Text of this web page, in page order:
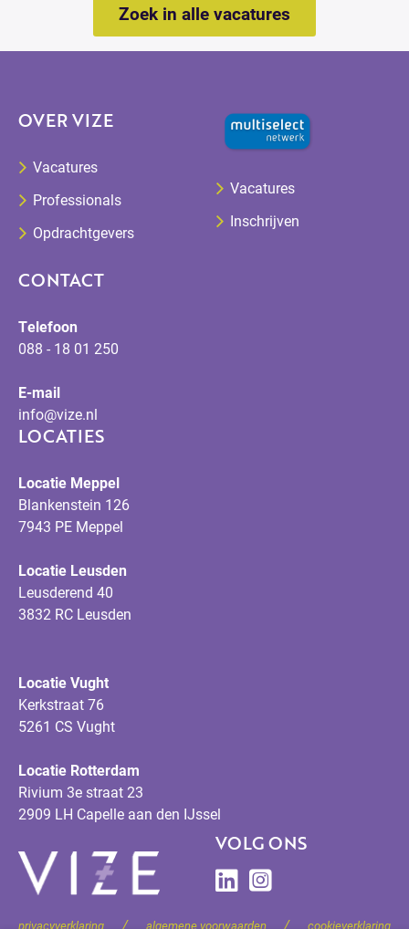
Zoek in alle vacatures
OVER VIZE
Vacatures
Professionals
Opdrachtgevers
Vacatures
Inschrijven
CONTACT
Telefoon
088 - 18 01 250
E-mail
info@vize.nl
LOCATIES
Locatie Meppel
Blankenstein 126
7943 PE Meppel
Locatie Leusden
Leusderend 40
3832 RC Leusden
Locatie Vught
Kerkstraat 76
5261 CS Vught
Locatie Rotterdam
Rivium 3e straat 23
2909 LH Capelle aan den IJssel
VOLG ONS
privacyverklaring / algemene voorwaarden / cookieverklaring